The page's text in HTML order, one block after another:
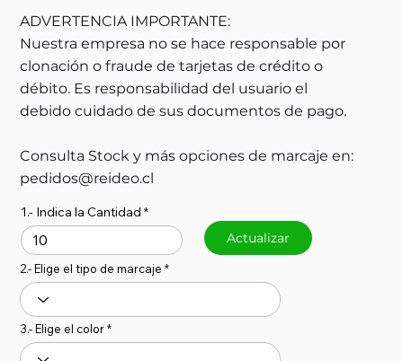
ADVERTENCIA IMPORTANTE:
Nuestra empresa no se hace responsable por
clonación o fraude de tarjetas de crédito o
débito. Es responsabilidad del usuario el
debido cuidado de sus documentos de pago.
Consulta Stock y más opciones de marcaje en:
pedidos@reideo.cl
1.- Indica la Cantidad
Actualizar
2.- Elige el tipo de marcaje
3.- Elige el color